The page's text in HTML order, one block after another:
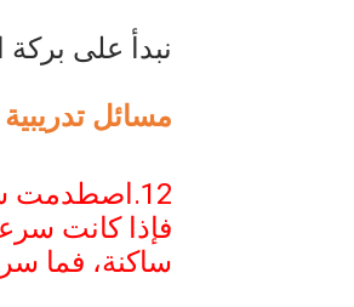
نبدأ على بركة
مسائل
12.اصطدمت سيارتا شحن كتلة كل منهما
فإذا كانت
ساكنة، فما